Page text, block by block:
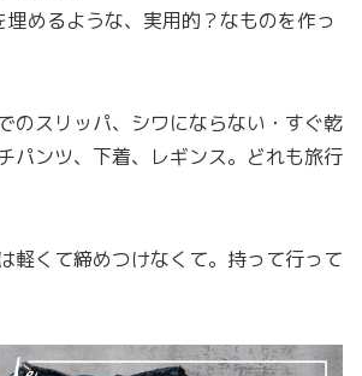
めるような、実用的？なものを作っ
のスリッパ、シワにならない・すぐ乾
パンツ、下着、レギンス。どれも旅行
軽くて締めつけなくて。持って行って